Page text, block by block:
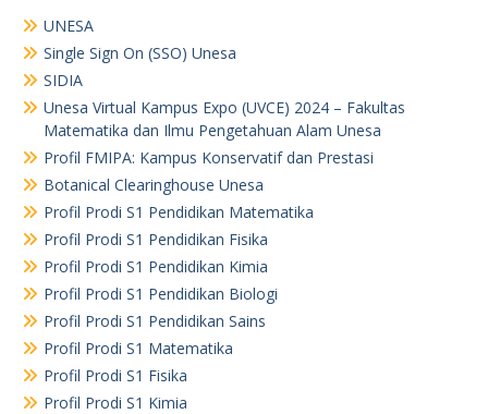
UNESA
Single Sign On (SSO) Unesa
SIDIA
Unesa Virtual Kampus Expo (UVCE) 2024 – Fakultas
Matematika dan Ilmu Pengetahuan Alam Unesa
Profil FMIPA: Kampus Konservatif dan Prestasi
Botanical Clearinghouse Unesa
Profil Prodi S1 Pendidikan Matematika
Profil Prodi S1 Pendidikan Fisika
Profil Prodi S1 Pendidikan Kimia
Profil Prodi S1 Pendidikan Biologi
Profil Prodi S1 Pendidikan Sains
Profil Prodi S1 Matematika
Profil Prodi S1 Fisika
Profil Prodi S1 Kimia